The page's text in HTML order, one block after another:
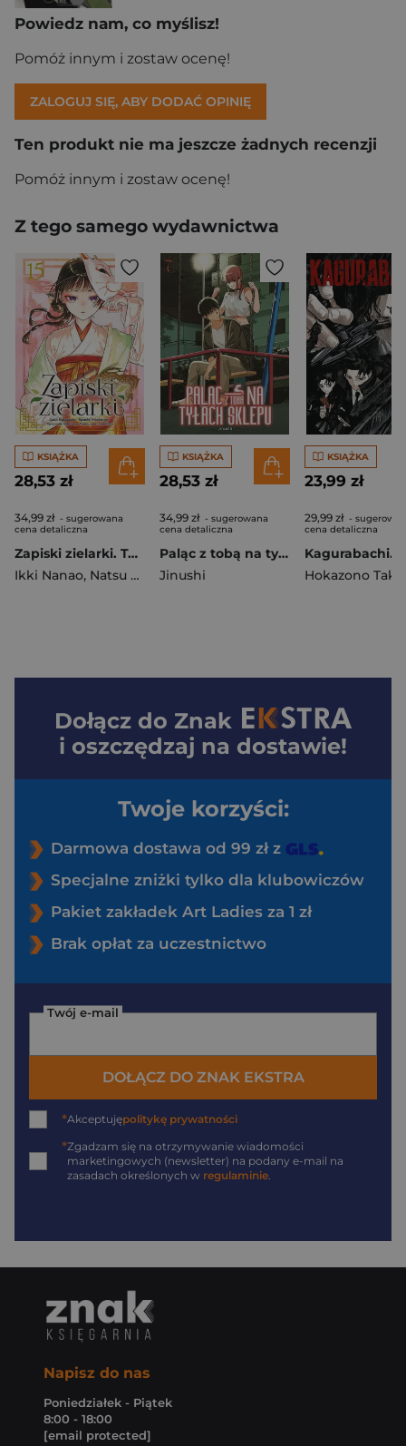
Powiedz nam, co myślisz!
Pomóż innym i zostaw ocenę!
ZALOGUJ SIĘ, ABY DODAĆ OPINIĘ
Ten produkt nie ma jeszcze żadnych recenzji
Pomóż innym i zostaw ocenę!
Z tego samego wydawnictwa
KSIĄŻKA
28,53 zł
34,99 zł - sugerowana
cena detaliczna
Zapiski zielarki. Tom 15
Ikki Nanao, Natsu Hyuuga ,Nekokurage
KSIĄŻKA
28,53 zł
34,99 zł - sugerowana
cena detaliczna
Paląc z tobą na tyłach sklepu. Tom 7
Jinushi
KSIĄŻKA
23,99 zł
29,99 zł -
cena detaliczna
Hokazono
Dołącz do Znak
i oszczędzaj na dostawie!
Twoje korzyści:
Darmowa dostawa od 99 zł z
Specjalne zniżki tylko dla klubowiczów
Pakiet zakładek Art Ladies za 1 zł
Brak opłat za uczestnictwo
Twój e-mail
DOŁĄCZ DO ZNAK EKSTRA
*Akceptujępolitykę prywatności
*Zgadzam się na otrzymywanie wiadomości
marketingowych (newsletter) na podany e-mail na
zasadach określonych w regulaminie.
Napisz do nas
Poniedziałek - Piątek
8:00 - 18:00
[email protected]